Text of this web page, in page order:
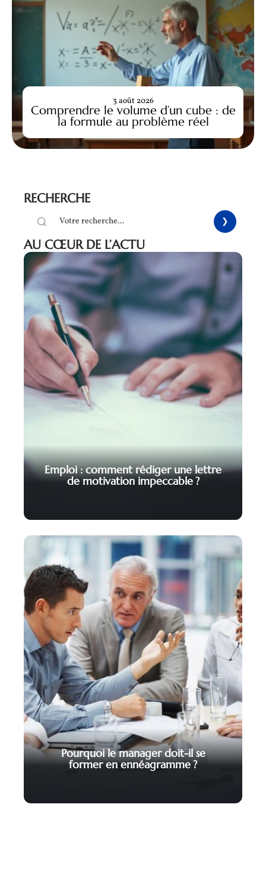
Comprendre le volume d’un cube : de
la formule au problème réel
3 août 2026
RECHERCHE
AU CŒUR DE L’ACTU
Emploi : comment rédiger une lettre
de motivation impeccable ?
Pourquoi le manager doit-il se
former en ennéagramme ?